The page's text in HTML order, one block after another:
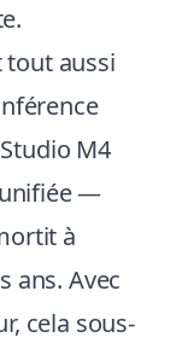
tout aussi
M4
—
à
ans. Avec
cela sous-